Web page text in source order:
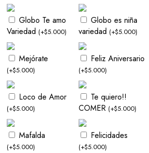
Globo Te amo
Variedad(+$5.000)
Globo es niña
variedad (+$5.000)
Mejórate
(+$5.000)
Feliz Aniversario
(+$5.000)
Loco de Amor
(+$5.000)
Te quiero!!
COMER (+$5.000)
Mafalda
(+$5.000)
Felicidades
(+$5.000)